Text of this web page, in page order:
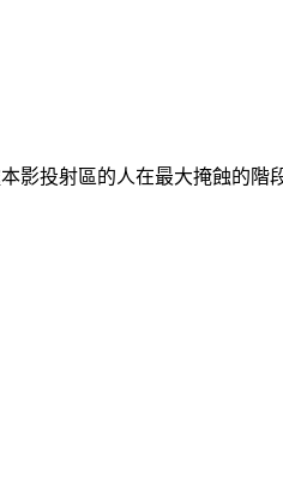
影投射區的人在最大掩蝕的階